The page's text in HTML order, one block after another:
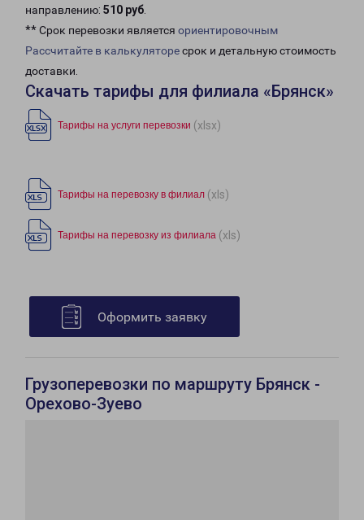
направлению: 510 руб.
** Срок перевозки является ориентировочным
Рассчитайте в калькуляторесрок и детальную стоимость
доставки.
Скачать тарифы для филиала «Брянск»
Тарифы на услуги перевозки (xlsx)
Тарифы на перевозку в филиал (xls)
Тарифы на перевозку из филиала (xls)
Оформить заявку
Грузоперевозки по маршруту Брянск -
Орехово-Зуево